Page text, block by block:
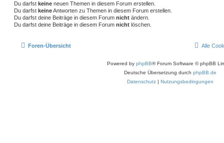
Du darfst keine neuen Themen in diesem Forum erstellen.
Du darfst keineAntworten zu Themen in diesem Forum erstellen.
Du darfst deine Beiträge in diesem Forum nicht ändern.
Du darfst deine Beiträge in diesem Forum nicht löschen.
Foren-Übersicht Alle
Powered by phpBB® Forum Software © phpBB
Deutsche Übersetzung durch phpBB.de
Datenschutz | Nutzungsbedingungen